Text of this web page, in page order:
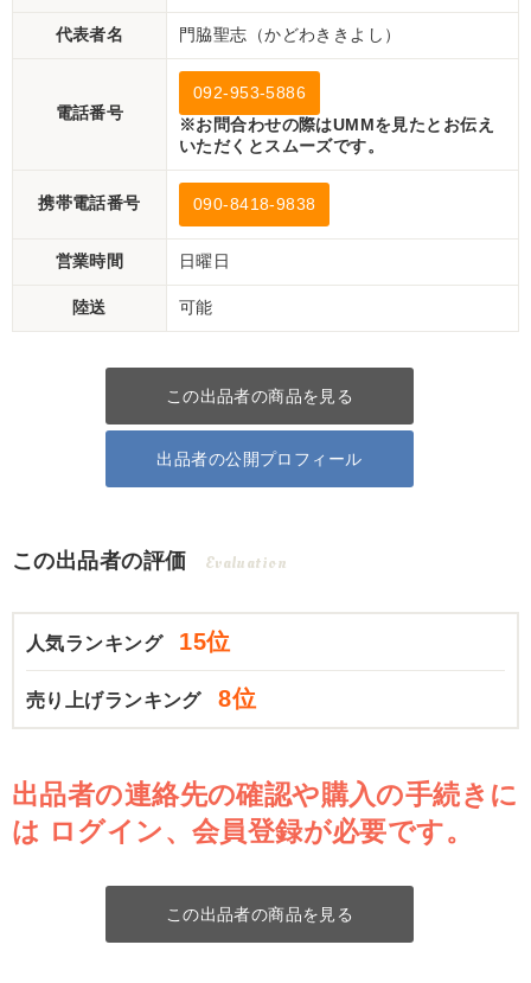
代表者名 門脇聖志（かどわききよし）
電話番号
092-953-5886
※お問合わせの際はUMMを見たとお伝え
いただくとスムーズです。
携帯電話番号 090-8418-9838
営業時間 日曜日
陸送 可能
この出品者の商品を見る
出品者の公開プロフィール
この出品者の評価 Evaluation
人気ランキング 15位
売り上げランキング 8位
出品者の連絡先の確認や購入の手続きに
は ログイン、会員登録が必要です。
この出品者の商品を見る